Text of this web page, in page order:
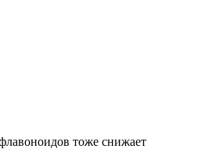
тоже снижает